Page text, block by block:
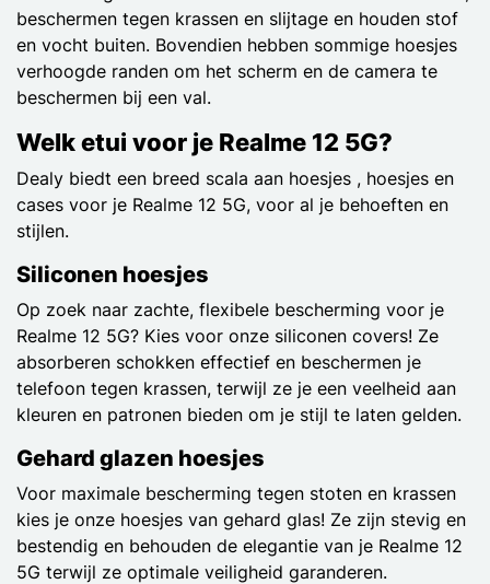
beschermen tegen krassen en slijtage en houden stof
en vocht buiten. Bovendien hebben sommige hoesjes
verhoogde randen om het scherm en de camera te
beschermen bij een val.
Welk etui voor je Realme 12 5G?
Dealy biedt een breed scala aan hoesjes , hoesjes en
cases voor je Realme 12 5G, voor al je behoeften en
stijlen.
Siliconen hoesjes
Op zoek naar zachte, flexibele bescherming voor je
Realme 12 5G? Kies voor onze siliconen covers! Ze
absorberen schokken effectief en beschermen je
telefoon tegen krassen, terwijl ze je een veelheid aan
kleuren en patronen bieden om je stijl te laten gelden.
Gehard glazen hoesjes
Voor maximale bescherming tegen stoten en krassen
kies je onze hoesjes van gehard glas! Ze zijn stevig en
bestendig en behouden de elegantie van je Realme 12
5G terwijl ze optimale veiligheid garanderen.